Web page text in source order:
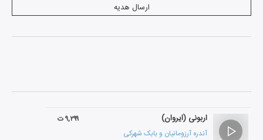
ارسال هدیه
اربونی (ایروان)
آندره آرزومانیان و بابک شهرکی
۹,۲۹۹ ت